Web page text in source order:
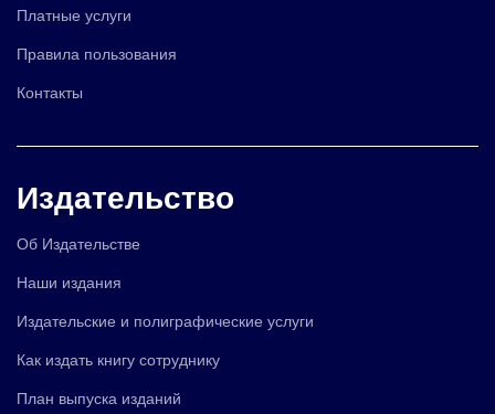
Платные услуги
Правила пользования
Контакты
Издательство
Об Издательстве
Наши издания
Издательские и полиграфические услуги
Как издать книгу сотруднику
План выпуска изданий